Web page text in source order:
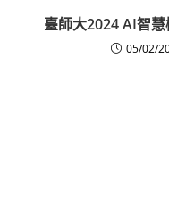
臺師大2024 AI智
05/02/